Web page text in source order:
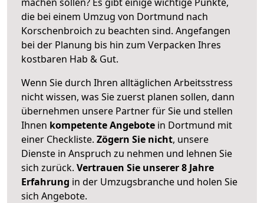
die bei einem Umzug von Dortmund nach
Korschenbroich zu beachten sind. Angefangen
bei der Planung bis hin zum Verpacken Ihres
kostbaren Hab & Gut.
Wenn Sie durch Ihren alltäglichen Arbeitsstress
nicht wissen, was Sie zuerst planen sollen, dann
übernehmen unsere Partner für Sie und stellen
Ihnen kompetente Angebote in Dortmund mit
einer Checkliste. Zögern Sie nicht, unsere
Dienste in Anspruch zu nehmen und lehnen Sie
sich zurück. Vertrauen Sie unserer 8 Jahre
Erfahrung in der Umzugsbranche und holen Sie
sich Angebote.